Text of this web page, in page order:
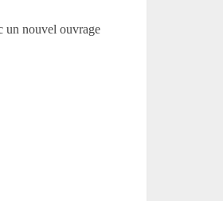
un nouvel ouvrage